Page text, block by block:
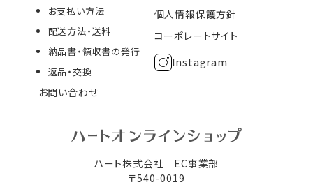
ハート株式会社 EC事業部
〒540-0019
お支払い方法
配送方法・送料
納品書・領収書の発行
返品・交換
お問い合わせ
個人情報保護方針
コーポレートサイト
Instagram